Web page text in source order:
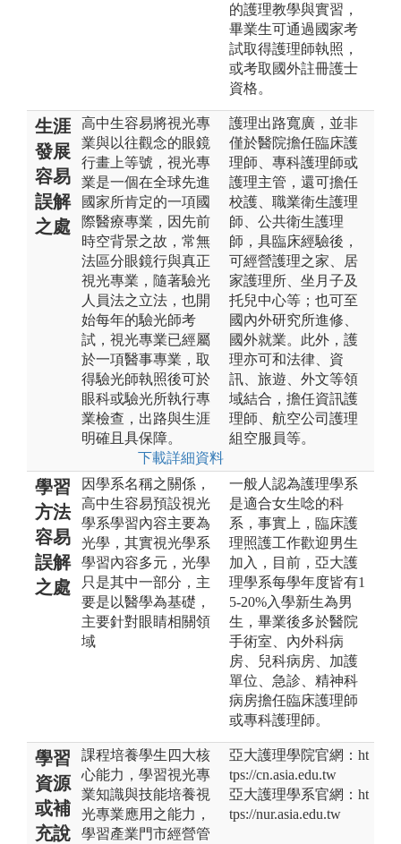
的護理教學與實習，
畢業生可通過國家考
試取得護理師執照，
或考取國外註冊護士
資格。
生涯
發展
容易
誤解
之處
高中生容易將視光專
業與以往觀念的眼鏡
行畫上等號，視光專
業是一個在全球先進
國家所肯定的一項國
際醫療專業，因先前
時空背景之故，常無
法區分眼鏡行與真正
視光專業，隨著驗光
人員法之立法，也開
始每年的驗光師考
試，視光專業已經屬
於一項醫事專業，取
得驗光師執照後可於
眼科或驗光所執行專
業檢查，出路與生涯
明確且具保障。
下載詳細資料
護理出路寬廣，並非
僅於醫院擔任臨床護
理師、專科護理師或
護理主管，還可擔任
校護、職業衛生護理
師、公共衛生護理
師，具臨床經驗後，
可經營護理之家、居
家護理所、坐月子及
托兒中心等；也可至
國內外研究所進修、
國外就業。此外，護
理亦可和法律、資
訊、旅遊、外文等領
域結合，擔任資訊護
理師、航空公司護理
組空服員等。
學習
方法
容易
誤解
之處
因學系名稱之關係，
高中生容易預設視光
學系學習內容主要為
光學，其實視光學系
學習內容多元，光學
只是其中一部分，主
要是以醫學為基礎，
主要針對眼睛相關領
域
一般人認為護理學系
是適合女生唸的科
系，事實上，臨床護
理照護工作歡迎男生
加入，目前，亞大護
理學系每學年度皆有1
5-20%入學新生為男
生，畢業後多於醫院
手術室、內外科病
房、兒科病房、加護
單位、急診、精神科
病房擔任臨床護理師
或專科護理師。
學習
資源
或補
充說
課程培養學生四大核
心能力，學習視光專
業知識與技能培養視
光專業應用之能力，
學習產業門市經營管
亞大護理學院官網：ht
tps://cn.asia.edu.tw
亞大護理學系官網：ht
tps://nur.asia.edu.tw